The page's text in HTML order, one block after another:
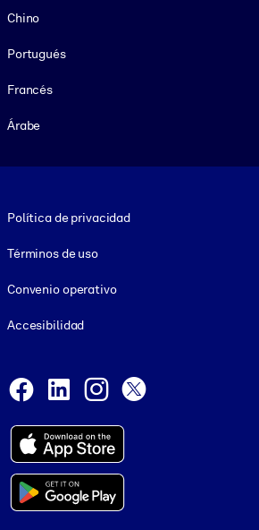
Chino
Portugués
Francés
Árabe
Política de privacidad
Términos de uso
Convenio operativo
Accesibilidad
Facebook
LinkedInInstagram